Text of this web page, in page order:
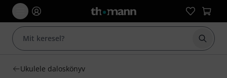
Ukulele daloskönyv